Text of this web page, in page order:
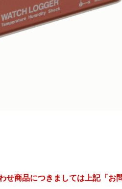
商品につきましては上記「お